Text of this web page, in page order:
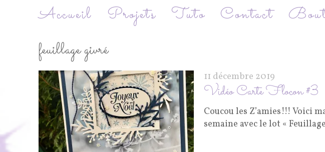
Accueil Projets Tuto Contact
feuillage givré
11 décembre 2019
Vidéo Carte Flocon #3
Coucou les Z’amies!!! Voici
semaine avec le lot « Feuillage